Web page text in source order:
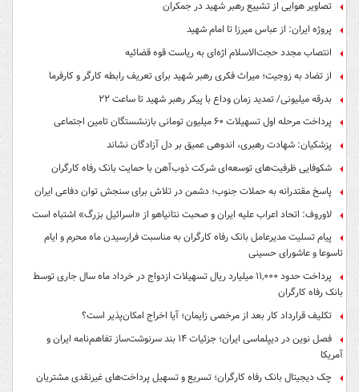
تصاویر هوایی از تشییع رهبر شهید در جمکران
پروژه ایران: از عباس میرزا تا امام شهید
انتصاب مجدد حجت‌الاسلام اژه‌ای به ریاست قوه‌ قضائیه
از تضاد به زوجیت؛ میراث فکری رهبر شهید برای تعریف رابطه کارگر و کارفرما
بدرقه میلیونی/ تمدید زمان وداع با پیکر رهبر شهید تا ساعت ۲۲
پرداخت مرحله اول تسهیلات ۶۰ میلیون تومانی بازنشستگان تامین اجتماعی
پزشکیان: شهادت رهبری، اندوهی عمیق بر دل آزادگان نشاند
شکوفایی ظرفیت‌های توسعه‌ای شرکت ذوب‌آهن با حمایت‌ بانک رفاه کارگران
پاسخ مقتدرانه به حملات جنوب؛ دشمن در تلاش برای سنجش توان دفاعی ایران
لاوروف: اتحاد اعراب علیه ایران و صحبت نتانیاهو از «اسرائیل بزرگ» اشتباه است
پیام تسلیت مدیرعامل بانک رفاه کارگران به مناسبت فرارسیدن ماه محرم و ایام
تاسوعا و عاشورای حسینی
پرداخت حدود ۱۱,۰۰۰ میلیارد ریال تسهیلات ازدواج در خرداد ماه سال جاری توسط
بانک رفاه کارگران
تکلیف قرارداد کار بعد از مرخصی زایمان؛ آیا اخراج امکان‌پذیر است؟
فصل نوین در دیپلماسی ایران؛ جزئیات ۱۴ بند سرنوشت‌ساز تفاهم‌نامه ایران و
آمریکا
چک دیجیتال بانک رفاه کارگران؛ تسریع و تسهیل پرداخت‌های غیرنقدی مشتریان